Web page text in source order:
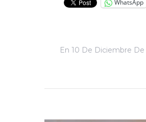
WhatsApp
En 10 De Diciembre De